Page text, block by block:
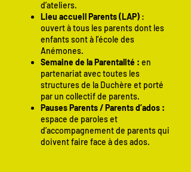
d’ateliers.
Lieu accueil Parents (LAP) :
ouvert à tous les parents dont les
enfants sont à l’école des
Anémones.
Semaine de la Parentalité : en
partenariat avec toutes les
structures de la Duchère et porté
par un collectif de parents.
Pauses Parents / Parents d’ados :
espace de paroles et
d’accompagnement de parents qui
doivent faire face à des ados.